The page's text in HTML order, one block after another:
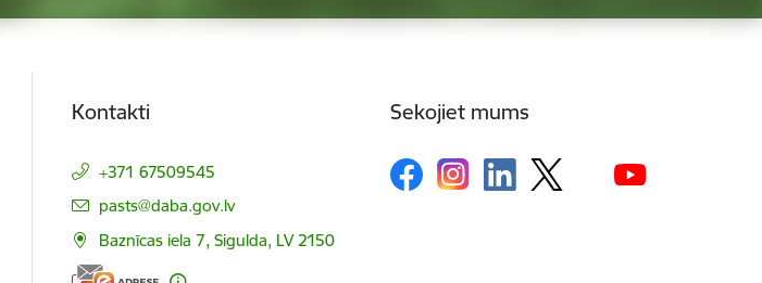
Kontakti
+371 67509545
E-pasts:
pasts@daba.gov.lv
Baznīcas iela 7, Sigulda, LV 2150
Sekojiet mums